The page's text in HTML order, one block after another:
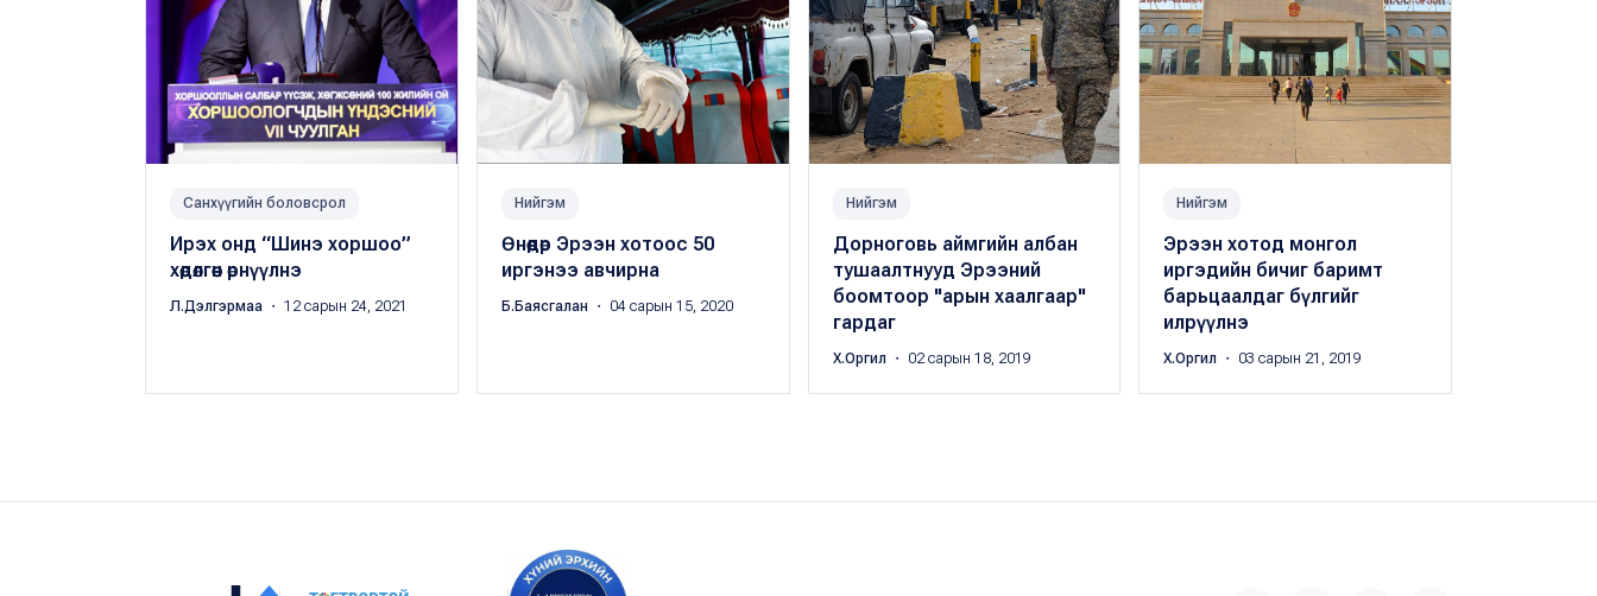
Санхүүгийн боловсрол
Ирэх онд “Шинэ хоршоо”
хөдөлгөөн өрнүүлнэ
Л.Дэлгэрмаа ・ 12 сарын 24, 2021
Нийгэм
Өнөөдөр Эрээн хотоос 50
иргэнээ авчирна
Б.Баясгалан ・ 04 сарын 15, 2020
Нийгэм
Дорноговь аймгийн албан
тушаалтнууд Эрээний
боомтоор "арын хаалгаар"
гардаг
Х.Оргил ・ 02 сарын 18, 2019
Нийгэм
Эрээн хотод монгол
иргэдийн бичиг баримт
барьцаалдаг бүлгийг
илрүүлнэ
Х.Оргил ・ 03 сарын 21, 2019